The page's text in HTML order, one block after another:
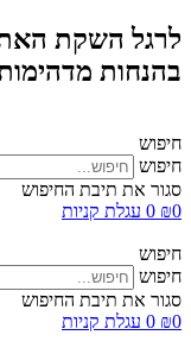
לרגל השקת
בהנחות מדהימות של
חיפוש
חיפוש
סגור את תיבת החיפוש
₪0
0 עגלת קניות
חיפוש
חיפוש
סגור את תיבת החיפוש
₪0
0 עגלת קניות